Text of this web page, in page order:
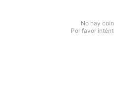
No hay
Por favor